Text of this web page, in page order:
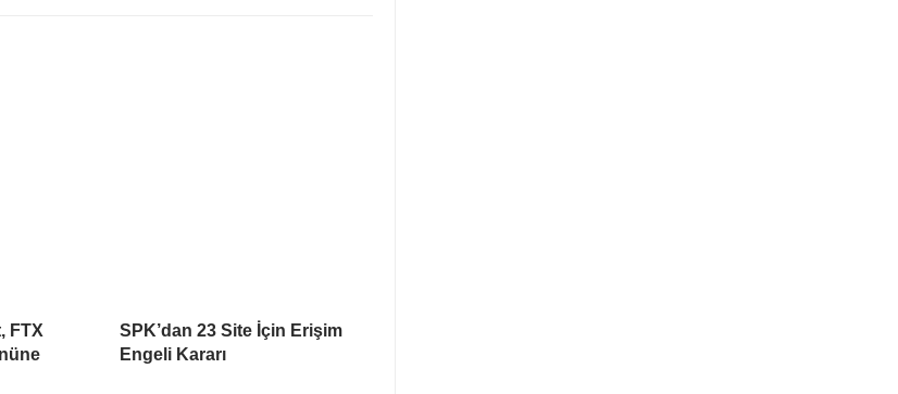
FTX
SPK’dan 23 Site İçin Erişim
Engeli Kararı